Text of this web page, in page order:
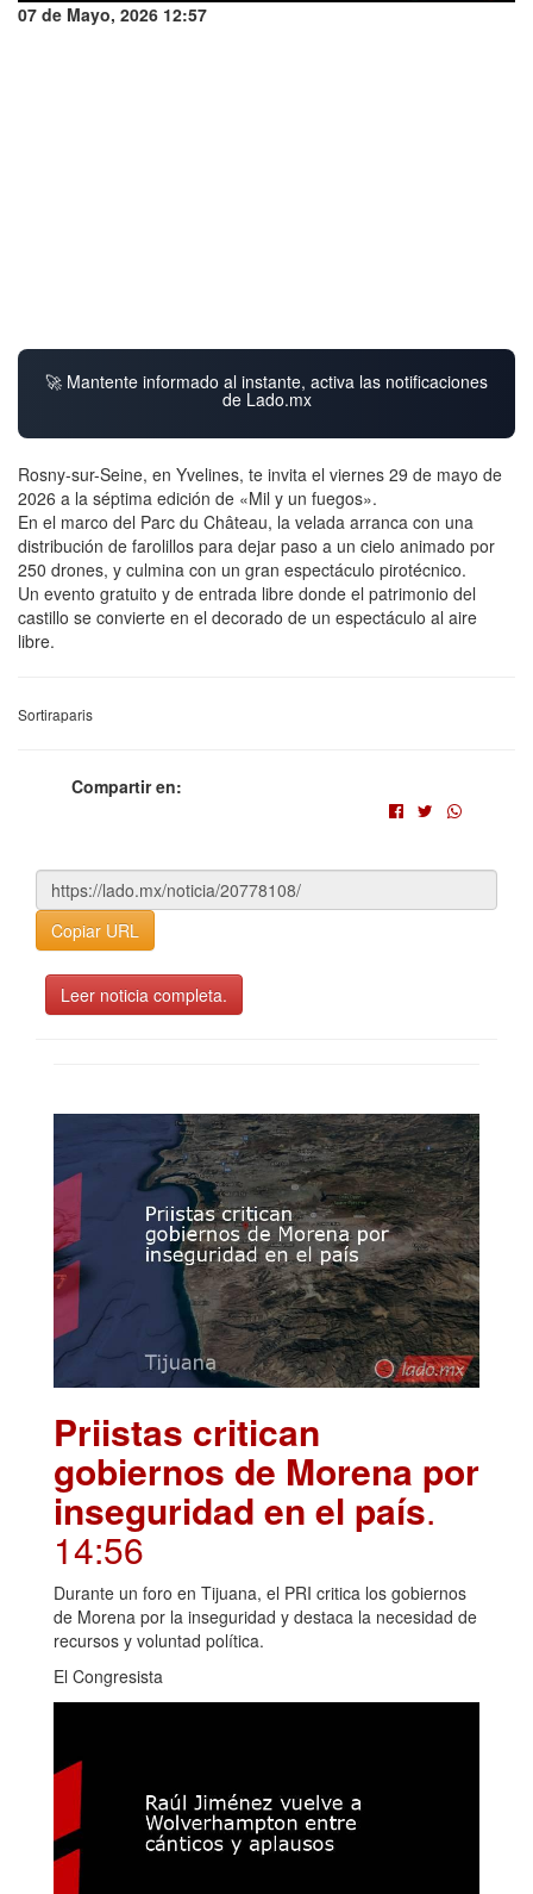
07 de Mayo, 2026 12:57
🚀 Mantente informado al instante, activa las notificaciones
de Lado.mx
Rosny-sur-Seine, en Yvelines, te invita el viernes 29 de mayo de
2026 a la séptima edición de «Mil y un fuegos».
En el marco del Parc du Château, la velada arranca con una
distribución de farolillos para dejar paso a un cielo animado por
250 drones, y culmina con un gran espectáculo pirotécnico.
Un evento gratuito y de entrada libre donde el patrimonio del
castillo se convierte en el decorado de un espectáculo al aire
libre.
Sortiraparis
Compartir en:
Copiar URL
Leer noticia completa.
Priistas critican
gobiernos de Morena por
inseguridad en el país.
14:56
Durante un foro en Tijuana, el PRI critica los gobiernos
de Morena por la inseguridad y destaca la necesidad de
recursos y voluntad política.
El Congresista